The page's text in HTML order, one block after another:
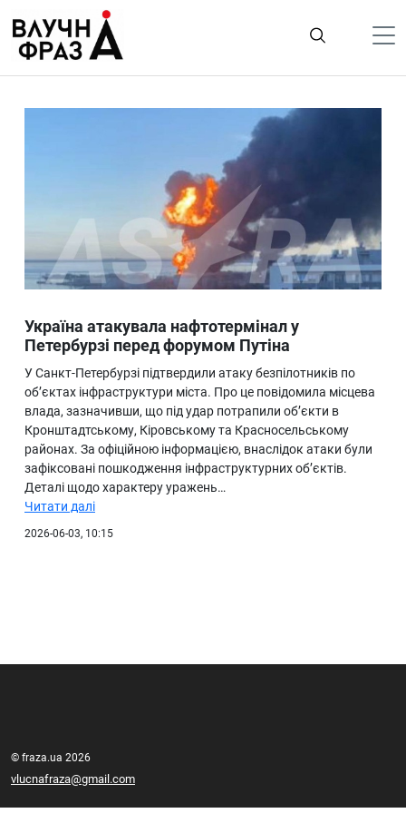
содержимому
Людина
Ukraine
Про нас
Україна атакувала нафтотермінал у
Петербурзі перед форумом Путіна
У Санкт-Петербурзі підтвердили атаку безпілотників по
об’єктах інфраструктури міста. Про це повідомила місцева
влада, зазначивши, що під удар потрапили об’єкти в
Кронштадтському, Кіровському та Красносельському
районах. За офіційною інформацією, внаслідок атаки були
зафіксовані пошкодження інфраструктурних об’єктів.
Деталі щодо характеру уражень…
Читати далі
2026-06-03, 10:15
© fraza.ua 2026
vlucnafraza@gmail.com